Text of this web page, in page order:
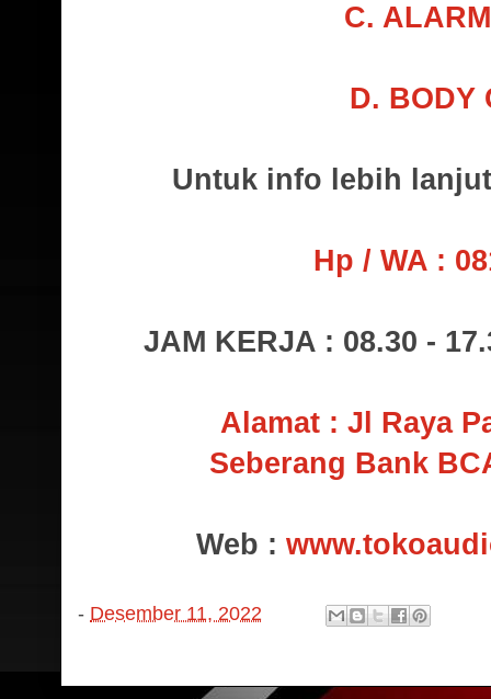
C.
D. BODY
Untuk info lebih
Hp / WA :
JAM KERJA : 08.30 -
Alamat : Jl Raya
Seberang Bank
Web :
- Desember 11, 2022